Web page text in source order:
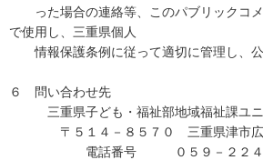
った場合の連絡等、このパブリックコメ
で使用し、三重県個人
情報保護条例に従って適切に管理し、公
６ 問い合わせ先
三重県子ども・福祉部地域福祉課ユニ
〒５１４－８５７０ 三重県津市広
電話番号 ０５９－２２４－